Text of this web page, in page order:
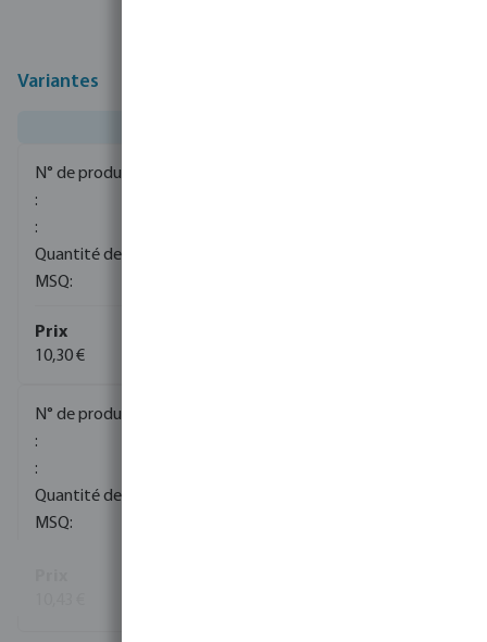
Variantes
10,30 €